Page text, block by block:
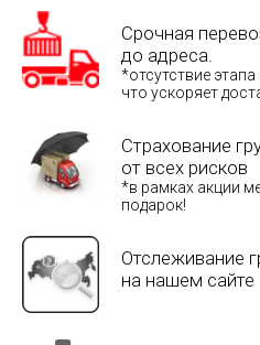
Срочная
до адреса.
*отсутствие
что ускоряет
Страхование
от всех рисков
*в рамках акции
подарок!
Отслеживание
на нашем сайте